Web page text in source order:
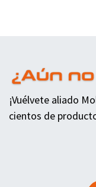
¡Vuélvete aliado
cientos de